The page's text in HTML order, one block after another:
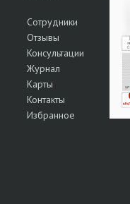
Сотрудники
Отзывы
Консультации
Журнал
Карты
Контакты
Избранное